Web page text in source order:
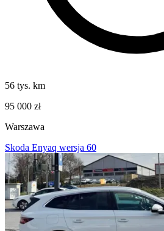
56 tys. km
95 000 zł
Warszawa
Skoda Enyaq wersja 60